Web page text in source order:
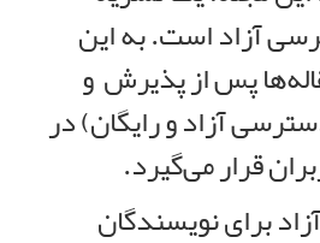
آزاد است. به این
پس از پذیرش و
آزاد و رایگان) در
قرار می‌گیرد.
برای نویسندگان